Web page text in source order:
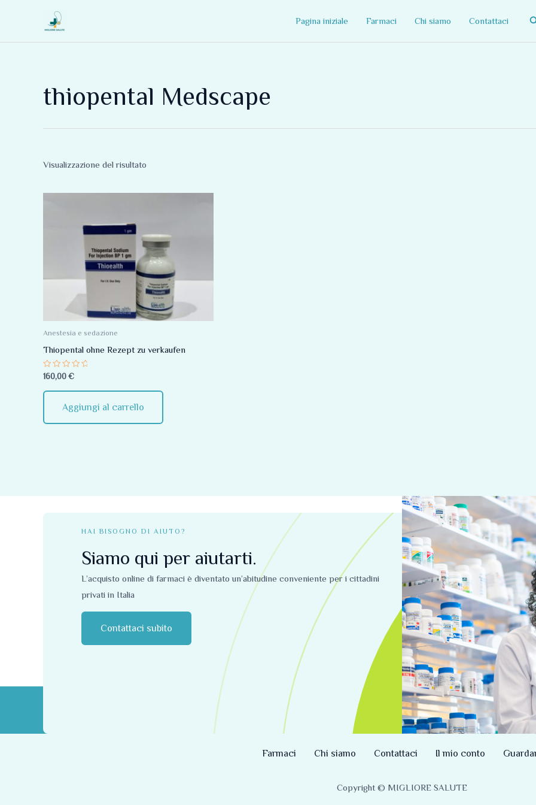
contenuto
Pagina iniziale Farmaci Chi siamo Contattaci
thiopental Medscape
Visualizzazione del risultato
Anestesia e sedazione
Thiopental ohne Rezept zu verkaufen
Valutato
0
su
5
160,00 €
Aggiungi al carrello
HAI BISOGNO DI AIUTO?
Siamo qui per aiutarti.
L’acquisto online di farmaci è diventato un’abitudine conveniente per i cittadini
privati ​​in Italia
Contattaci subito
Farmaci Chi siamo Contattaci Il mio conto
Copyright © MIGLIORE SALUTE